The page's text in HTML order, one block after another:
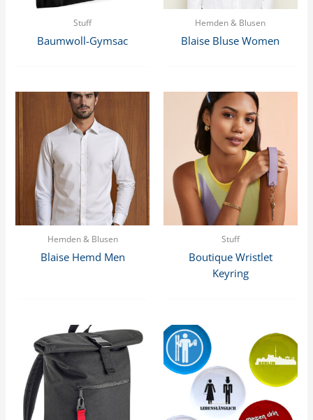
Stuff
Baumwoll-Gymsac
Hemden & Blusen
Blaise Bluse Women
Hemden & Blusen
Blaise Hemd Men
Stuff
Boutique Wristlet
Keyring